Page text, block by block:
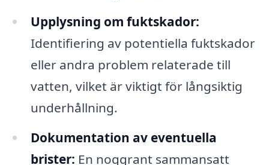
Upplysning om fuktskador:
Identifiering av potentiella fuktskador
eller andra problem relaterade till
vatten, vilket är viktigt för långsiktig
underhållning.
Dokumentation av eventuella
brister: En noggrant sammansatt